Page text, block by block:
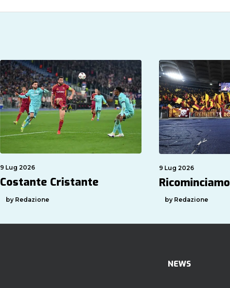
9 Lug 2026
Costante Cristante
by Redazione
9 Lug 2026
Ricominciamo
by Redazione
NEWS